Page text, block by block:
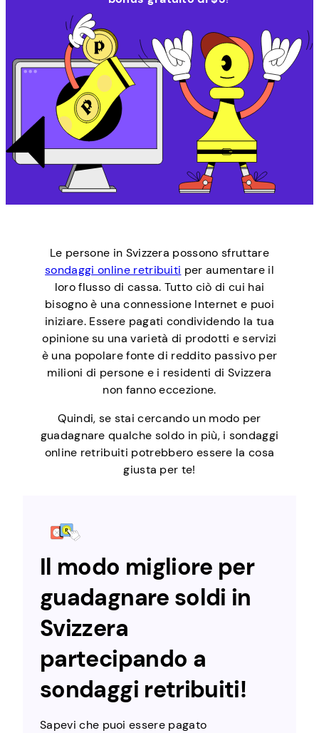
Le persone in Svizzera possono sfruttare
sondaggi online retribuiti per aumentare il
loro flusso di cassa. Tutto ciò di cui hai
bisogno è una connessione Internet e puoi
iniziare. Essere pagati condividendo la tua
opinione su una varietà di prodotti e servizi
è una popolare fonte di reddito passivo per
milioni di persone e i residenti di Svizzera
non fanno eccezione.
Quindi, se stai cercando un modo per
guadagnare qualche soldo in più, i sondaggi
online retribuiti potrebbero essere la cosa
giusta per te!
Il modo migliore per
guadagnare soldi in
Svizzera
partecipando a
sondaggi retribuiti!
Sapevi che puoi essere pagato